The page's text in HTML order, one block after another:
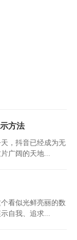
方法
，抖音已经成为无
广阔的天地...
看似光鲜亮丽的数
自我、追求...